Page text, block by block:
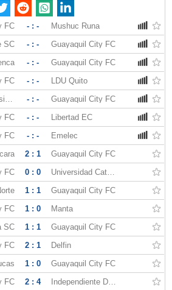
FC - : - Mushuc Runa
SC - : - Guayaquil City FC
- : - Guayaquil City FC
FC - : - LDU Quito
Tecnico Universitario - : - Guayaquil City FC
FC - : - Libertad EC
FC - : - Emelec
2 : 1 Guayaquil City FC
FC 0 : 0 Universidad Catolica Quito
1 : 1 Guayaquil City FC
FC 1 : 0 Manta
SC 1 : 1 Guayaquil City FC
FC 2 : 1 Delfin
1 : 0 Guayaquil City FC
FC 2 : 4 Independiente Del Valle